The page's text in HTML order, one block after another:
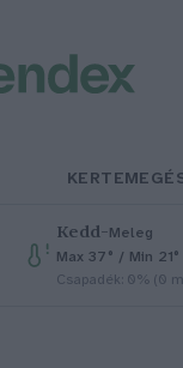
KERTEM
Kedd–Meleg
Max 37° / Min 21°
Csapadék: 0% (0